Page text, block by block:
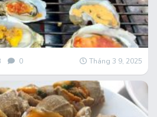
0 Tháng 3 9, 2025